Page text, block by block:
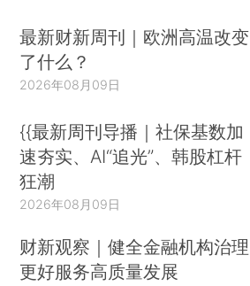
最新财新周刊｜欧洲高温改变
了什么？
2026年08月09日
{{最新周刊导播｜社保基数加
速夯实、AI“追光”、韩股杠杆
狂潮
2026年08月09日
财新观察｜健全金融机构治理
更好服务高质量发展